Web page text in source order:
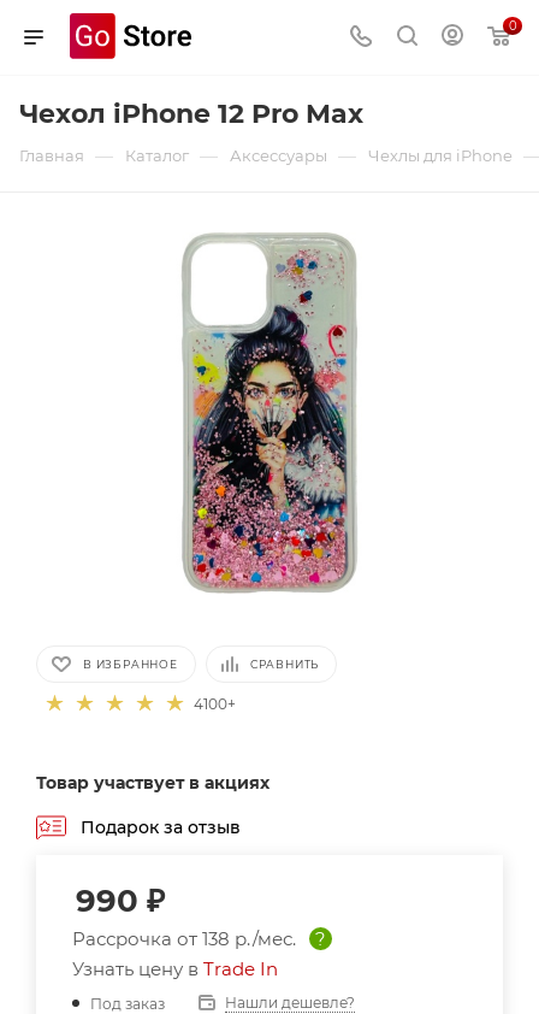
0
Чехол iPhone 12 Pro Max
Главная — Каталог — Аксессуары — Чехлы для iPhone
В ИЗБРАННОЕ СРАВНИТЬ
4100+
Товар участвует в акциях
Подарок за отзыв
990 ₽
Рассрочка от 138 р./мес.
?
Узнать цену в Trade In
Под заказ Нашли дешевле?